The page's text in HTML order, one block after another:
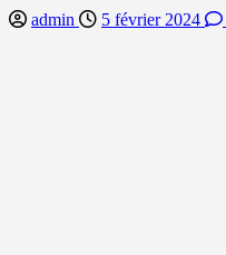
admin 5 février 2024